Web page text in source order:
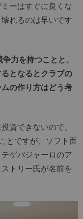
ーはすぐに良くな
れるのは早いです
力を持つことと、
となるとクラブの
の作り方はどう考
資できないので、
とですが、ソフト面
ゲバジャーロのア
トリー氏が名前を